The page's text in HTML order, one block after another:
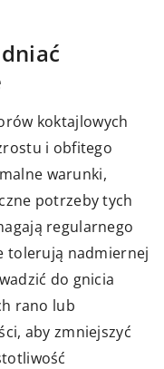
koktajlowych
i obfitego
warunki,
potrzeby tych
regularnego
tolerują nadmiernej
do gnicia
rano lub
aby zmniejszyć